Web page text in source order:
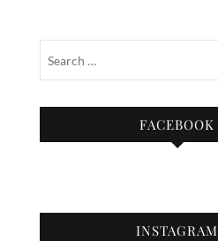
FACEBOOK
INSTAGRAM